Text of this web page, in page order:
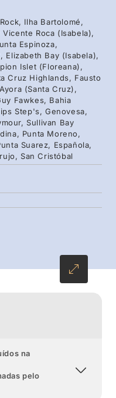
penguins,
Isabela,
venture to the
south across
bird havens of
Santa Fe to meet
Ilha Bartolomé,
Roca (Isabela),
Espinoza,
Elizabeth Bay (Isabela),
Islet (Floreana),
Cruz Highlands, Fausto
(Santa Cruz),
Fawkes, Bahia
Step's, Genovesa,
Sullivan Bay
Punta Moreno,
Suarez, Española,
San Cristóbal
na
pelo